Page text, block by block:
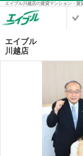
エイブル
川越店